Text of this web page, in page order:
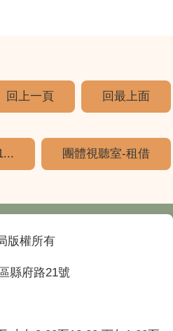
回上一頁 回最上面
團體視聽室-租借
版權所有
縣府路21號